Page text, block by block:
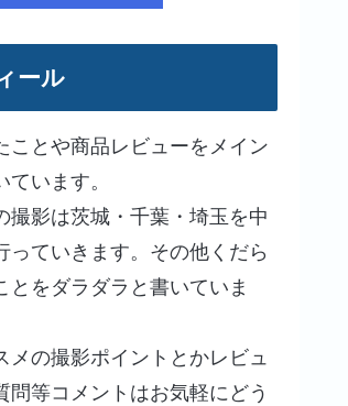
ール
ことや商品レビューをメイン
ています。
撮影は茨城・千葉・埼玉を中
っていきます。その他くだら
とをダラダラと書いていま
メの撮影ポイントとかレビュ
問等コメントはお気軽にどう